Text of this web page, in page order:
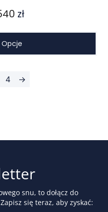
zł
4 →
snu, to dołącz do
się teraz, aby zyskać: